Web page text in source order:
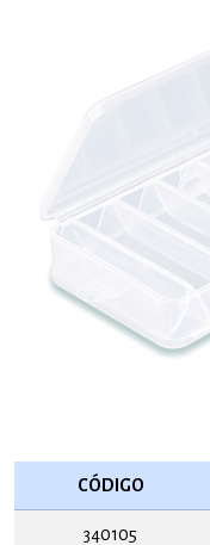
CÓDIGO
340105